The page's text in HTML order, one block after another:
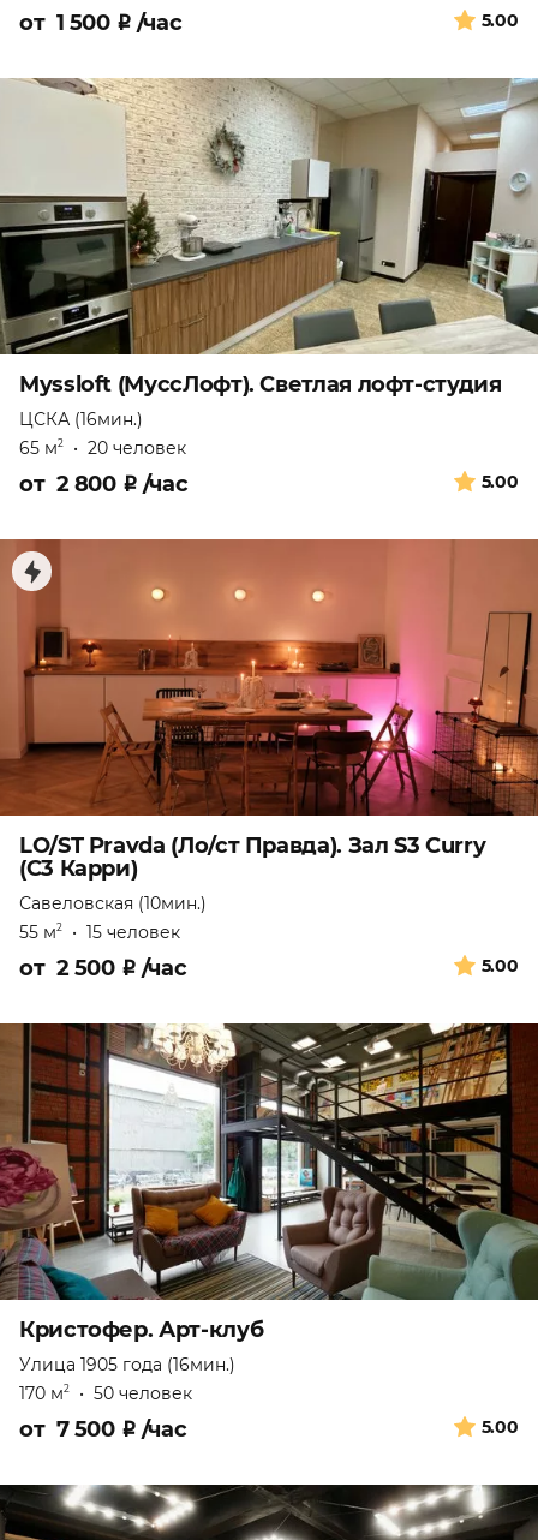
5.00
от 1 500 ₽ /час
Myssloft (МуссЛофт). Светлая лофт-студия
ЦСКА (16мин.)
65 м2 • 20 человек
5.00
от 2 800 ₽ /час
LO/ST Pravda (Ло/ст Правда). Зал S3 Curry
(С3 Карри)
Савеловская (10мин.)
55 м2 • 15 человек
5.00
от 2 500 ₽ /час
Кристофер. Арт-клуб
Улица 1905 года (16мин.)
170 м2 • 50 человек
5.00
от 7 500 ₽ /час